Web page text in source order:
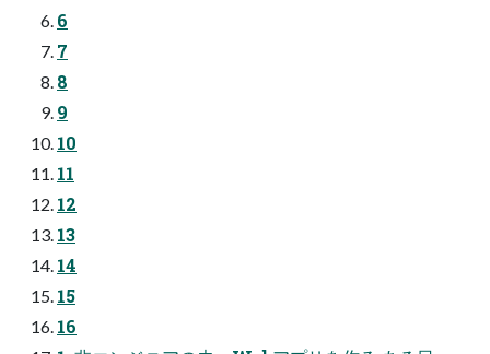
6
7
8
9
10
11
12
13
14
15
16